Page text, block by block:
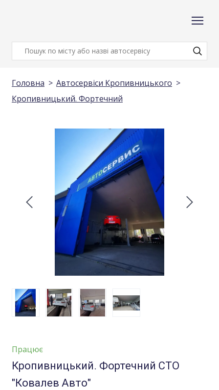
Головна
Автосервіси Кропивницького
Кропивницький. Фортечний
Працює
Кропивницький. Фортечний СТО
"Ковалев Авто"